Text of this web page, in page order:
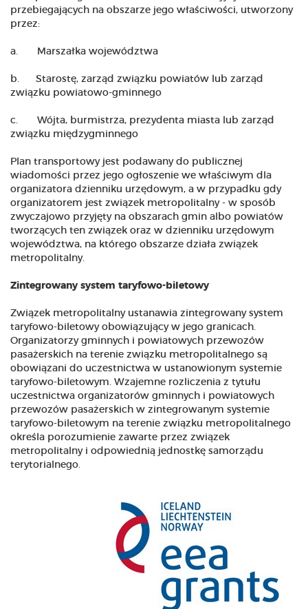
przebiegających na obszarze jego właściwości, utworzony
przez:
a. Marszałka województwa
b. Starostę, zarząd związku powiatów lub zarząd
związku powiatowo-gminnego
c. Wójta, burmistrza, prezydenta miasta lub zarząd
związku międzygminnego
Plan transportowy jest podawany do publicznej
wiadomości przez jego ogłoszenie we właściwym dla
organizatora dzienniku urzędowym, a w przypadku gdy
organizatorem jest związek metropolitalny - w sposób
zwyczajowo przyjęty na obszarach gmin albo powiatów
tworzących ten związek oraz w dzienniku urzędowym
województwa, na którego obszarze działa związek
metropolitalny.
Zintegrowany system taryfowo-biletowy
Związek metropolitalny ustanawia zintegrowany system
taryfowo-biletowy obowiązujący w jego granicach.
Organizatorzy gminnych i powiatowych przewozów
pasażerskich na terenie związku metropolitalnego są
obowiązani do uczestnictwa w ustanowionym systemie
taryfowo-biletowym. Wzajemne rozliczenia z tytułu
uczestnictwa organizatorów gminnych i powiatowych
przewozów pasażerskich w zintegrowanym systemie
taryfowo-biletowym na terenie związku metropolitalnego
określa porozumienie zawarte przez związek
metropolitalny i odpowiednią jednostkę samorządu
terytorialnego.